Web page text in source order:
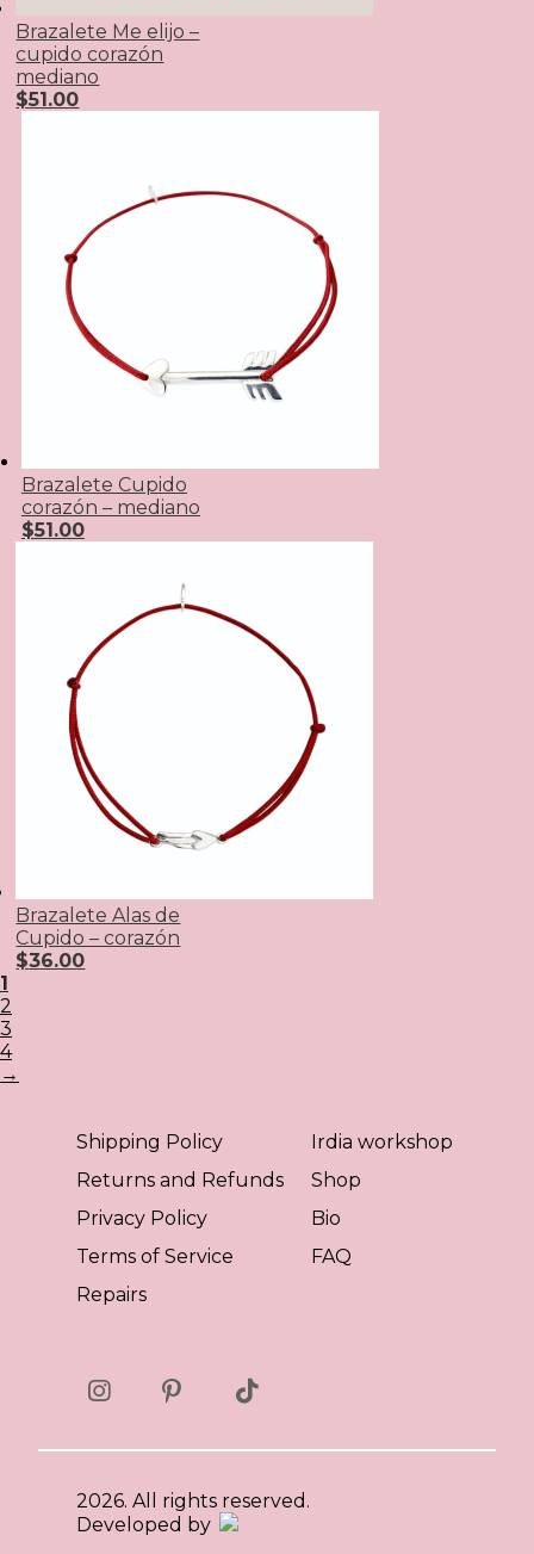
Brazalete Me elijo –
cupido corazón
mediano
$51.00
Brazalete Cupido
corazón – mediano
$51.00
Brazalete Alas de
Cupido – corazón
$36.00
1
2
3
4
→
Shipping Policy
Returns and Refunds
Privacy Policy
Terms of Service
Repairs
Irdia workshop
Shop
Bio
FAQ
2026. All rights reserved.
Developed by